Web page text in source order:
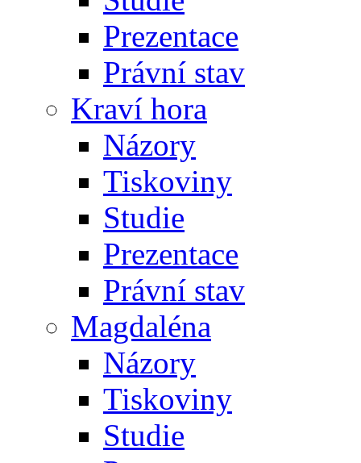
Prezentace
Právní stav
Kraví hora
Názory
Tiskoviny
Studie
Prezentace
Právní stav
Magdaléna
Názory
Tiskoviny
Studie